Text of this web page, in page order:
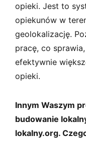
opieki. Jest to
opiekunów w
geolokalizację.
pracę, co
efektywnie
opieki.
Innym Waszym
budowanie
lokalny.org.